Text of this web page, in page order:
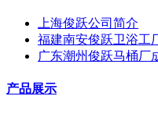
上海俊跃公司简介
福建南安俊跃卫浴工
广东潮州俊跃马桶厂
产品展示